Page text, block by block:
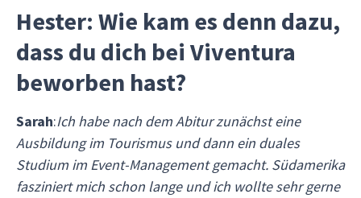
Hester: Wie kam es denn dazu,
dass du dich bei Viventura
beworben hast?
Sarah:Ich habe nach dem Abitur zunächst eine
Ausbildung im Tourismus und dann ein duales
Studium im Event-Management gemacht. Südamerika
fasziniert mich schon lange und ich wollte sehr gerne